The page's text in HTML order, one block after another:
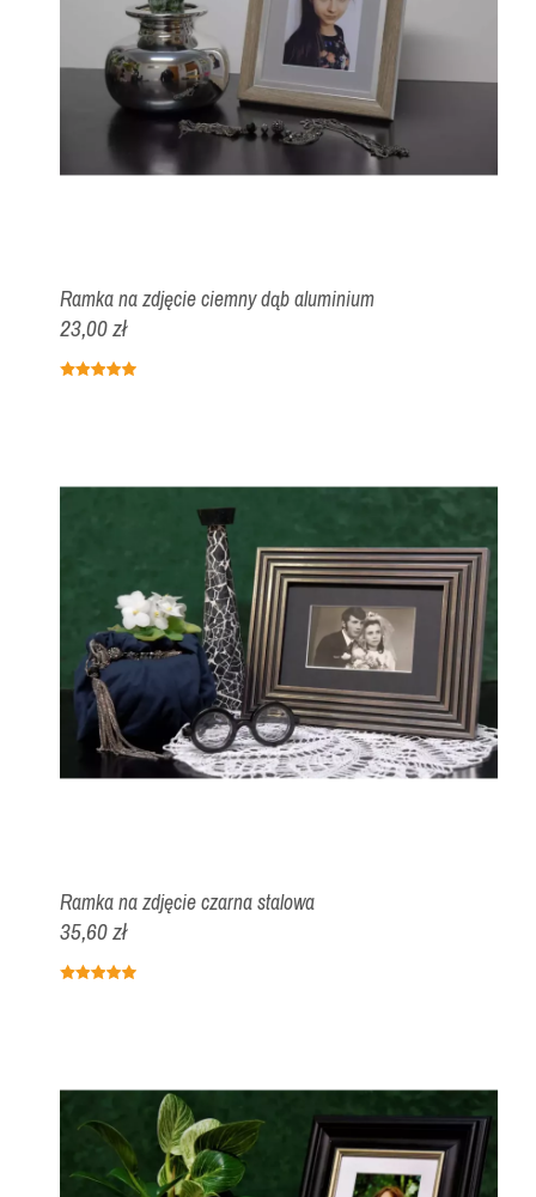
Ramka na zdjęcie ciemny dąb aluminium
23,00 zł
Ramka na zdjęcie czarna stalowa
35,60 zł